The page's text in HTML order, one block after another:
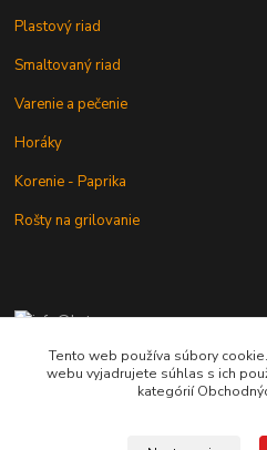
Plastový riad
Smaltovaný riad
Varenie a pečenie
Horáky
Korenie - Paprika
Rošty na grilovanie
+421 902 212
od 8:00 - do 16:00 hod
Tento web používa súbory
webu vyjadrujete súhlas s ich
kategórií